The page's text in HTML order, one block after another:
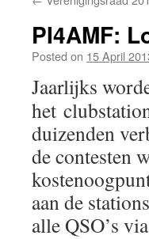
PI4AMF:
Posted on 15 April
Jaarlijks
het
duizenden
de contesten
aan de
alle QSO’s